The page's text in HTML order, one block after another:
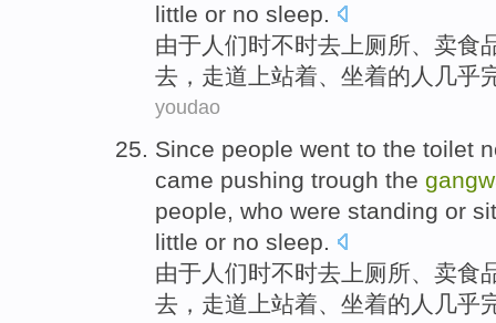
little or no sleep.
由于 人们时不时去 上厕所、 卖食
去， 走道上站着、 坐着的 人 几乎
youdao
Since people went to the toilet
came pushing trough the
people, who were standing or
little or no sleep.
由于 人们时不时去 上厕所、 卖食
去， 走道上站着、 坐着的 人 几乎